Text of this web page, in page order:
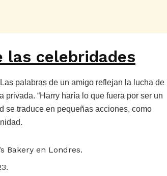
las celebridades
palabras de un amigo reflejan la lucha de
privada. “Harry haría lo que fuera por ser un
se traduce en pequeñas acciones, como
Bakery en Londres.